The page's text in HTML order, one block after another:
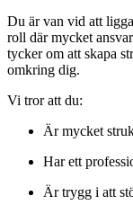
Du är van vid att
roll där mycket
tycker om att skapa
omkring dig.
Vi tror att du:
Är mycket
Har ett
Är trygg i att